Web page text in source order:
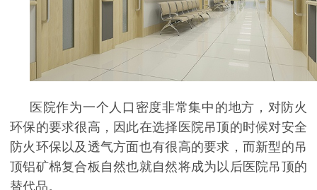
医院作为一个人口密度非常集中的地方，对防火
环保的要求很高，因此在选择医院吊顶的时候对安全
防火环保以及透气方面也有很高的要求，而新型的吊
顶铝矿棉复合板自然也就自然将成为以后医院吊顶的
替代品。